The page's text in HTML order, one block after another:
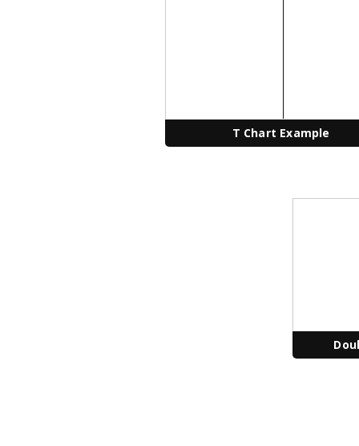
T Chart Example